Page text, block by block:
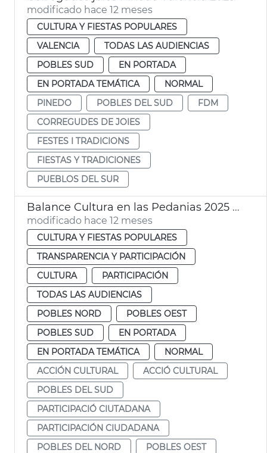
modificado hace 12 meses
CULTURA Y FIESTAS POPULARES
VALENCIA
TODAS LAS AUDIENCIAS
POBLES SUD
EN PORTADA
EN PORTADA TEMÁTICA
NORMAL
PINEDO
POBLES DEL SUD
FDM
CORREGUDES DE JOIES
FESTES I TRADICIONS
FIESTAS Y TRADICIONES
PUEBLOS DEL SUR
Balance Cultura en las Pedanias 2025 Ayuntamiento València
modificado hace 12 meses
CULTURA Y FIESTAS POPULARES
TRANSPARENCIA Y PARTICIPACIÓN
CULTURA
PARTICIPACIÓN
TODAS LAS AUDIENCIAS
POBLES NORD
POBLES OEST
POBLES SUD
EN PORTADA
EN PORTADA TEMÁTICA
NORMAL
ACCIÓN CULTURAL
ACCIÓ CULTURAL
POBLES DEL SUD
PARTICIPACIÓ CIUTADANA
PARTICIPACIÓN CIUDADANA
POBLES DEL NORD
POBLES OEST